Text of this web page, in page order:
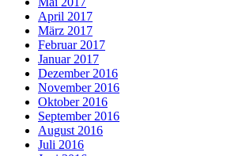
April 2017
März 2017
Februar 2017
Januar 2017
Dezember 2016
November 2016
Oktober 2016
September 2016
August 2016
Juli 2016